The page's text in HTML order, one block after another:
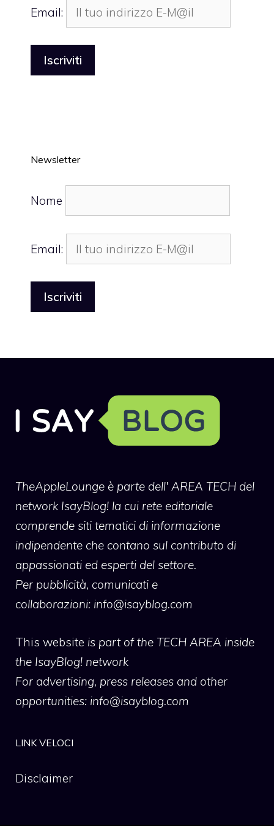
Email:
Newsletter
Nome
Email:
TheAppleLounge è parte dell' AREA TECH del
network IsayBlog! la cui rete editoriale
comprende siti tematici di informazione
indipendente che contano sul contributo di
appassionati ed esperti del settore.
Per pubblicità, comunicati e
collaborazioni: info@isayblog.com
This website is part of the TECH AREA inside
the IsayBlog! network
For advertising, press releases and other
opportunities: info@isayblog.com
LINK VELOCI
Disclaimer